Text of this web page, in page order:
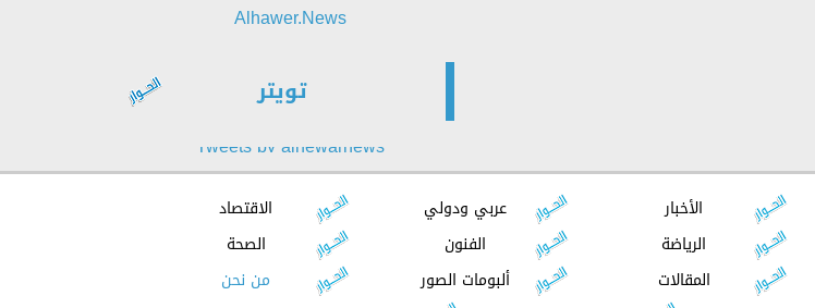
Alhawer.News
تويتر
Tweets by alhewarnews
الأخبار عربي ودولي
الاقتصاد
الرياضة الفنون
الصحة
المقالات ألبومات الصور
من نحن